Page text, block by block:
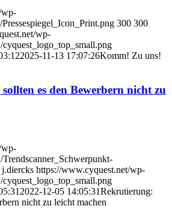
wp-
300 300
wp-
2025-11-13 17:07:26Komm! Zu uns!
es den Bewerbern nicht zu
wp-
j.diercks https://www.cyquest.net/wp-
2022-12-05 14:05:31Rekrutierung:
nicht zu leicht machen